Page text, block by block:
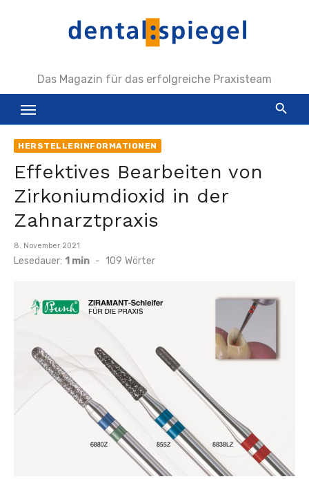
Das Magazin für das erfolgreiche Praxisteam
HERSTELLERINFORMATIONEN
Effektives Bearbeiten von
Zirkoniumdioxid in der
Zahnarztpraxis
Veröffentlicht
am
8. November 2021
Lesedauer: 1 min - 109 Wörter